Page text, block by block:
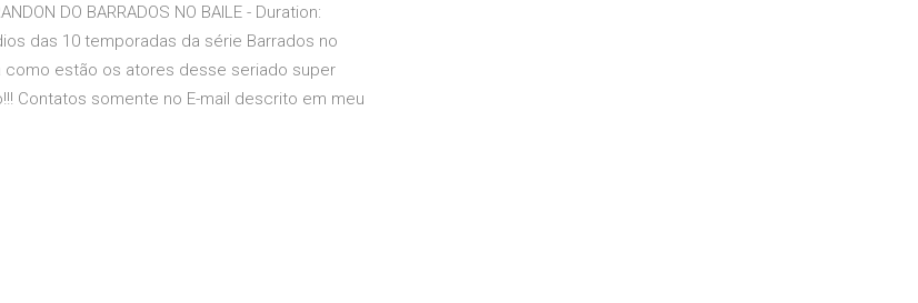
DO BARRADOS NO BAILE - Duration:
das 10 temporadas da série Barrados no
como estão os atores desse seriado super
Contatos somente no E-mail descrito em meu